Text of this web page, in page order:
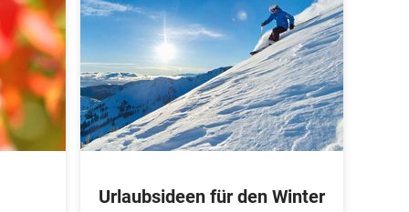
Urlaubsideen für den Winter